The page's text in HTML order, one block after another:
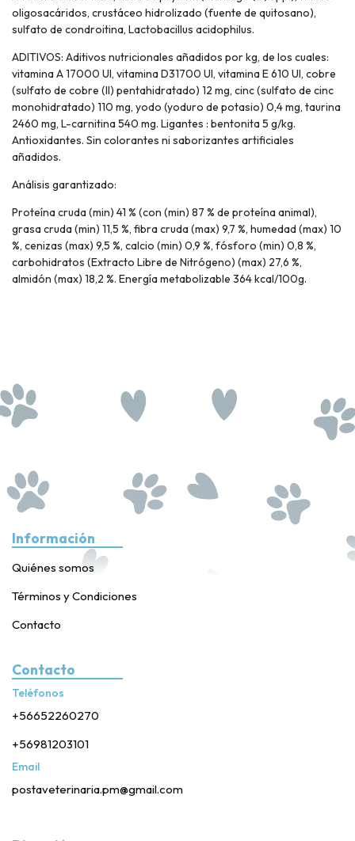
oligosacáridos, crustáceo hidrolizado (fuente de quitosano),
sulfato de condroitina, Lactobacillus acidophilus.
ADITIVOS: Aditivos nutricionales añadidos por kg, de los cuales:
vitamina A 17000 UI, vitamina D31700 UI, vitamina E 610 UI, cobre
(sulfato de cobre (II) pentahidratado) 12 mg, cinc (sulfato de cinc
monohidratado) 110 mg, yodo (yoduro de potasio) 0,4 mg, taurina
2460 mg, L-carnitina 540 mg. Ligantes : bentonita 5 g/kg.
Antioxidantes. Sin colorantes ni saborizantes artificiales
añadidos.
Análisis garantizado:
Proteína cruda (min) 41 % (con (min) 87 % de proteína animal),
grasa cruda (min) 11,5 %, fibra cruda (max) 9,7 %, humedad (max) 10
%, cenizas (max) 9,5 %, calcio (min) 0,9 %, fósforo (min) 0,8 %,
carbohidratos (Extracto Libre de Nitrógeno) (max) 27,6 %,
almidón (max) 18,2 %. Energía metabolizable 364 kcal/100g.
Información
Quiénes somos
Términos y Condiciones
Contacto
Contacto
Teléfonos
+56652260270
+56981203101
Email
postaveterinaria.pm@gmail.com